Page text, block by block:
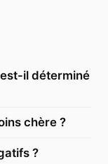
il déterminé
chère ?
?